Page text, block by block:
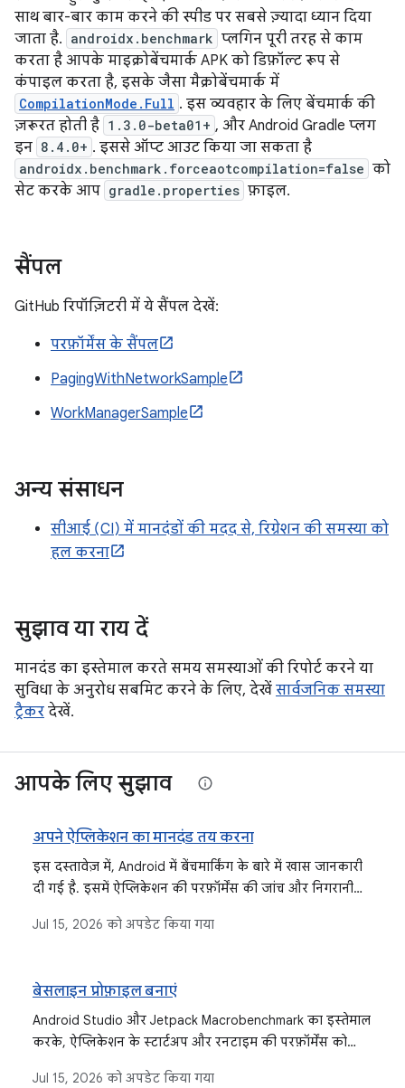
साथ बार-बार काम करने की स्पीड पर सबसे ज़्यादा ध्यान दिया
जाता है. androidx.benchmark प्लगिन पूरी तरह से काम
करता है आपके माइक्रोबेंचमार्क APK को डिफ़ॉल्ट रूप से
कंपाइल करता है, इसके जैसा मैक्रोबेंचमार्क में
CompilationMode.Full . इस व्यवहार के लिए बेंचमार्क की
ज़रूरत होती है 1.3.0-beta01+ , और Android Gradle प्लग
इन 8.4.0+ . इससे ऑप्ट आउट किया जा सकता है
androidx.benchmark.forceaotcompilation=false को
सेट करके आप gradle.properties फ़ाइल.
सैंपल
GitHub रिपॉज़िटरी में ये सैंपल देखें:
परफ़ॉर्मेंस के सैंपल
PagingWithNetworkSample
WorkManagerSample
अन्य संसाधन
सीआई (CI) में मानदंडों की मदद से, रिग्रेशन की समस्या को
हल करना
सुझाव या राय दें
मानदंड का इस्तेमाल करते समय समस्याओं की रिपोर्ट करने या
सुविधा के अनुरोध सबमिट करने के लिए, देखें सार्वजनिक समस्या
ट्रैकर देखें.
आपके लिए सुझाव
अपने ऐप्लिकेशन का मानदंड तय करना
इस दस्तावेज़ में, Android में बेंचमार्किंग के बारे में खास जानकारी
दी गई है. इसमें ऐप्लिकेशन की परफ़ॉर्मेंस की जांच और निगरानी
लिए, Macrobenchmark और Microbenchmark लाइब्रेरी के बारे
Jul 15, 2026 को अपडेट किया गया
बेसलाइन प्रोफ़ाइल बनाएं
Android Studio और Jetpack Macrobenchmark का इस्तेमाल
करके, ऐप्लिकेशन के स्टार्टअप और रनटाइम की परफ़ॉर्मेंस को
Jul 15, 2026 को अपडेट किया गया